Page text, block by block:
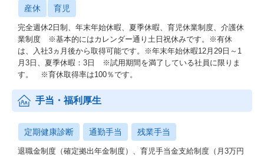
産休 育児
完全週休2日制、年末年始休暇、夏季休暇、育児休業制度、介護休
業制度 ※基本的にはカレンダー通り土日祝休みです。※有休
は、入社3ヵ月後から取得可能です。※年末年始休暇12月29日～1
月3日、夏季休暇：3日 ※試用期間を満了している社員に限りま
す。 ※育休取得率は100％です。
手当・福利厚生
定期健康診断 通勤手当 残業手当
退職金制度（確定拠出年金制度）、育児手当金支給制度（月3万円